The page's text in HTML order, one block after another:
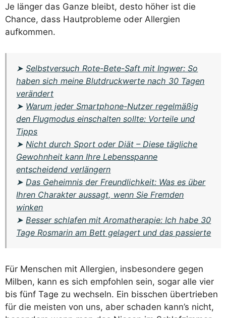
Je länger das Ganze bleibt, desto höher ist die
Chance, dass Hautprobleme oder Allergien
aufkommen.
➤Selbstversuch Rote-Bete-Saft mit Ingwer: So
haben sich meine Blutdruckwerte nach 30 Tagen
verändert
➤ Warum jeder Smartphone-Nutzer regelmäßig
den Flugmodus einschalten sollte: Vorteile und
Tipps
➤ Nicht durch Sport oder Diät – Diese tägliche
Gewohnheit kann Ihre Lebensspanne
entscheidend verlängern
➤ Das Geheimnis der Freundlichkeit: Was es über
Ihren Charakter aussagt, wenn Sie Fremden
winken
➤ Besser schlafen mit Aromatherapie: Ich habe 30
Tage Rosmarin am Bett gelagert und das passierte
Für Menschen mit Allergien, insbesondere gegen
Milben, kann es sich empfohlen sein, sogar alle vier
bis fünf Tage zu wechseln. Ein bisschen übertrieben
für die meisten von uns, aber schaden kann’s nicht,